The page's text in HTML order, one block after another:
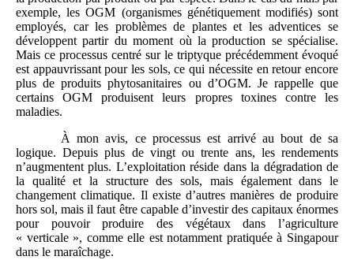
exemple, les OGM (organismes génétiquement modifiés) sont
employés, car les problèmes de plantes et les adventices se
développent partir du moment où la production se spécialise.
Mais ce processus centré sur le triptyque précédemment évoqué
est appauvrissant pour les sols, ce qui nécessite en retour encore
plus de produits phytosanitaires ou d’OGM. Je rappelle que
certains OGM produisent leurs propres toxines contre les
maladies.
À mon avis, ce processus est arrivé au bout de sa
logique. Depuis plus de vingt ou trente ans, les rendements
n’augmentent plus. L’exploitation réside dans la dégradation de
la qualité et la structure des sols, mais également dans le
changement climatique. Il existe d’autres manières de produire
hors sol, mais il faut être capable d’investir des capitaux énormes
pour pouvoir produire des végétaux dans l’agriculture
« verticale », comme elle est notamment pratiquée à Singapour
dans le maraîchage.